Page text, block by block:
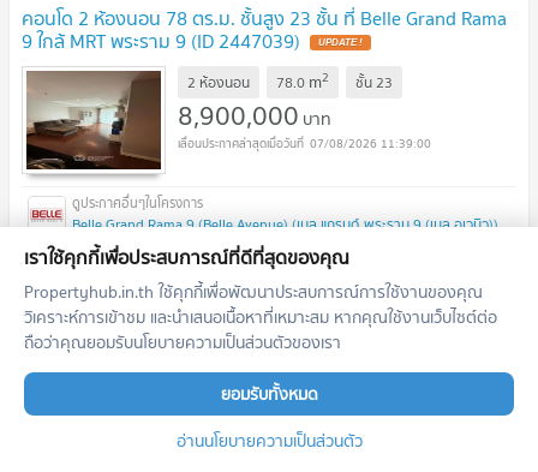
คอนโด 2 ห้องนอน 78 ตร.ม. ชั้นสูง 23 ชั้น ที่ Belle Grand Rama
9 ใกล้ MRT พระราม 9 (ID 2447039) UPDATE !
2 ห้องนอน 78.0 m2 ชั้น23
8,900,000 บาท
07/08/2026 11:39:00
Belle Grand Rama 9 (Belle Avenue) (เบล แกรนด์ พระราม 9 (เบล อเวนิว))
คอนโด 2 ห้องนอน 96 ตร.ม. ขาย Belle Grand พระราม 9 ใกล้
MRT พระราม 9 (ID 1721994) UPDATE !
2 ห้องนอน 96.0m2
12,000,000
07/08/2026 11:39:00
เราใช้คุกกี้เพื่อประสบการณ์ที่ดีที่สุดของคุณ
Propertyhub.in.th ใช้คุกกี้เพื่อพัฒนาประสบการณ์การใช้งานของคุณ
วิเคราะห์การเข้าชม และนำเสนอเนื้อหาที่เหมาะสม หากคุณใช้งานเว็บไซต์ต่อ
ถือว่าคุณยอมรับนโยบายความเป็นส่วนตัวของเรา
ยอมรับทั้งหมด
อ่านนโยบายความเป็นส่วนตัว